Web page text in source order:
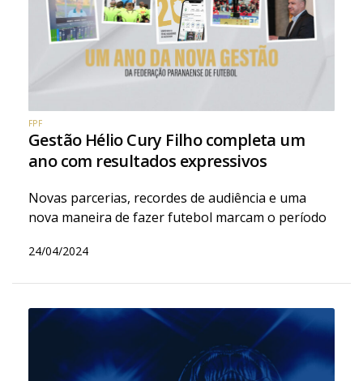
FPF
Gestão Hélio Cury Filho completa um
ano com resultados expressivos
Novas parcerias, recordes de audiência e uma
nova maneira de fazer futebol marcam o período
24/04/2024